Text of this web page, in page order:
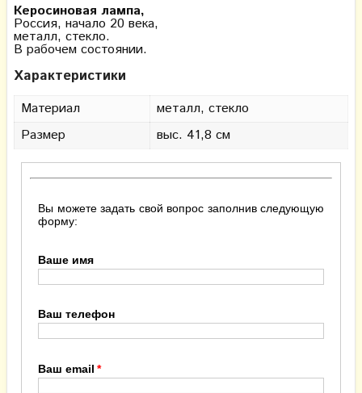
Керосиновая лампа,
Россия, начало 20 века,
металл, стекло.
В рабочем состоянии.
Характеристики
Материал
металл, стекло
Размер
выс. 41,8 см
Вы можете задать свой вопрос заполнив следующую
форму:
Ваше имя
Ваш телефон
Ваш email